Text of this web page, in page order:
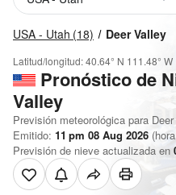
USA - Utah (18) Deer Valley
Latitud/longitud:40.64° N 111.48° W
Pronóstico de
Valley
Previsión meteorológica para
Emitido: 11 pm 08 Aug 2026
Previsión de nieve actualizada en